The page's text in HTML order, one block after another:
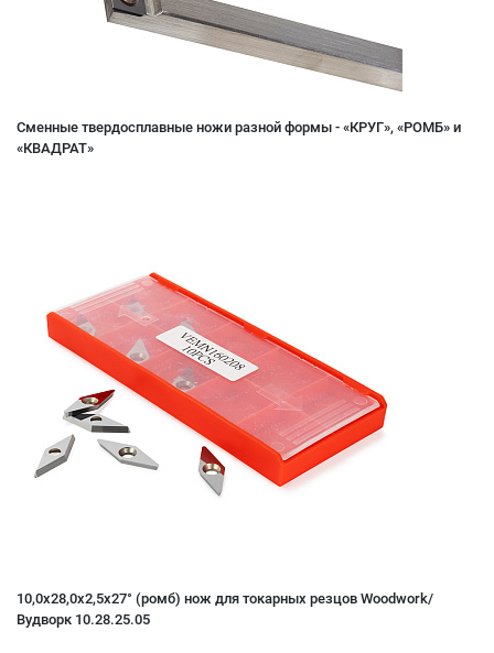
Сменные твердосплавные ножи разной формы - «КРУГ», «РОМБ» и
«КВАДРАТ»
10,0x28,0x2,5x27° (ромб) нож для токарных резцов Woodwork/
Вудворк 10.28.25.05